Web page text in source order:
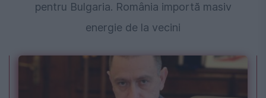
pentru Bulgaria. România importă masiv
energie de la vecini